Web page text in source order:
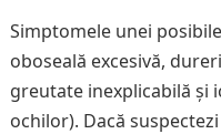
Simptomele unei
oboseală excesivă,
greutate inexplicabilă și
ochilor). Dacă